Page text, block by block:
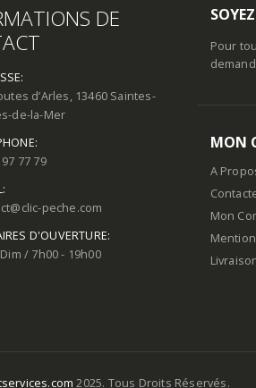
DE
d’Arles, 13460 Saintes-
de-la-Mer
77 79
peche.com
D'OUVERTURE:
/ 7h00 - 19h00
Pour
MON
A
Mon
2025. Tous Droits Réservés.